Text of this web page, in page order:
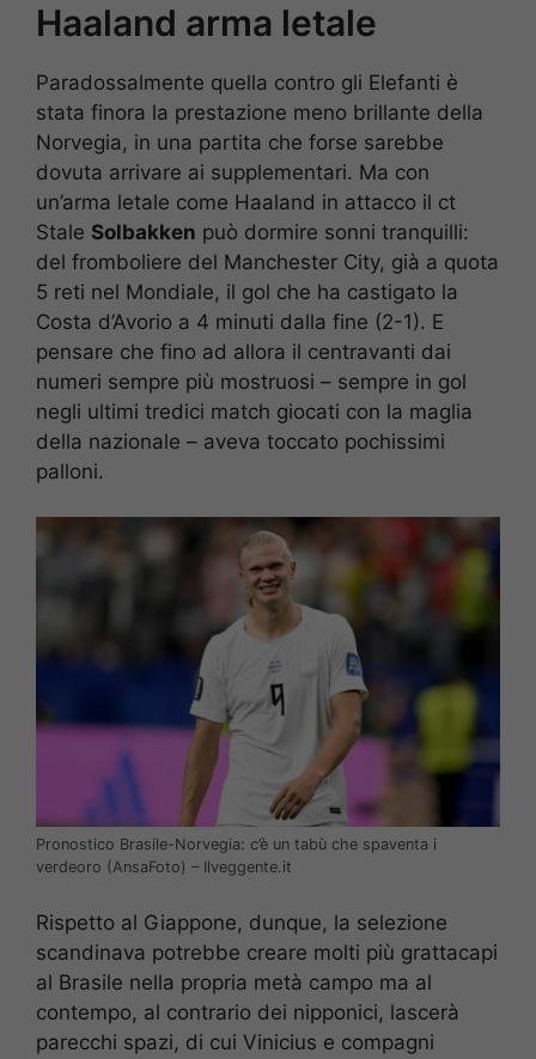
Haaland arma letale
Paradossalmente quella contro gli Elefanti è
stata finora la prestazione meno brillante della
Norvegia, in una partita che forse sarebbe
dovuta arrivare ai supplementari. Ma con
un’arma letale come Haaland in attacco il ct
Stale Solbakken può dormire sonni tranquilli:
del fromboliere del Manchester City, già a quota
5 reti nel Mondiale, il gol che ha castigato la
Costa d’Avorio a 4 minuti dalla fine (2-1). E
pensare che fino ad allora il centravanti dai
numeri sempre più mostruosi – sempre in gol
negli ultimi tredici match giocati con la maglia
della nazionale – aveva toccato pochissimi
palloni.
Pronostico Brasile-Norvegia: c’è un tabù che spaventa i
verdeoro (AnsaFoto) – Ilveggente.it
Rispetto al Giappone, dunque, la selezione
scandinava potrebbe creare molti più grattacapi
al Brasile nella propria metà campo ma al
contempo, al contrario dei nipponici, lascerà
parecchi spazi, di cui Vinicius e compagni